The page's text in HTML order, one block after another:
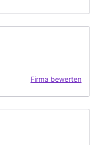
Firma bewerten